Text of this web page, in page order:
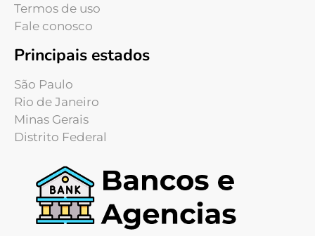
Termos de uso
Fale conosco
Principais estados
São Paulo
Rio de Janeiro
Minas Gerais
Distrito Federal